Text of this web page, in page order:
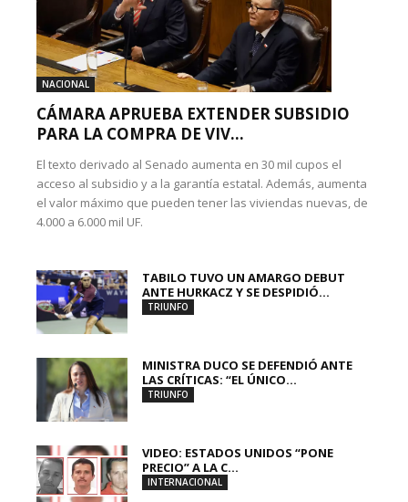
NACIONAL
CÁMARA APRUEBA EXTENDER SUBSIDIO
PARA LA COMPRA DE VIV...
El texto derivado al Senado aumenta en 30 mil cupos el
acceso al subsidio y a la garantía estatal. Además, aumenta
el valor máximo que pueden tener las viviendas nuevas, de
4.000 a 6.000 mil UF.
TABILO TUVO UN AMARGO DEBUT
ANTE HURKACZ Y SE DESPIDIÓ...
TRIUNFO
MINISTRA DUCO SE DEFENDIÓ ANTE
LAS CRÍTICAS: “EL ÚNICO...
TRIUNFO
VIDEO: ESTADOS UNIDOS “PONE
PRECIO” A LA C...
INTERNACIONAL